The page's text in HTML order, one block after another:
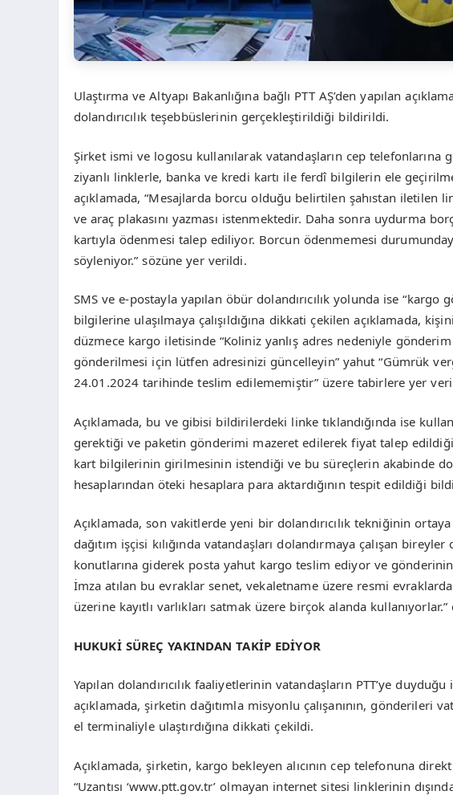
Ulaştırma ve Altyapı Bakanlığına bağlı PTT AŞ’den yapılan
dolandırıcılık teşebbüslerinin gerçekleştirildiği bildirildi.
Şirket ismi ve logosu kullanılarak vatandaşların cep telefonlarına
ziyanlı linklerle, banka ve kredi kartı ile ferdî bilgilerin ele
açıklamada, “Mesajlarda borcu olduğu belirtilen şahıstan iletilen
ve araç plakasını yazması istenmektedir. Daha sonra uydurma
kartıyla ödenmesi talep ediliyor. Borcun ödenmemesi
söyleniyor.” sözüne yer verildi.
SMS ve e-postayla yapılan öbür dolandırıcılık yolunda ise
bilgilerine ulaşılmaya çalışıldığına dikkati çekilen açıklamada,
düzmece kargo iletisinde “Koliniz yanlış adres nedeniyle
gönderilmesi için lütfen adresinizi güncelleyin” yahut “Gümrük
24.01.2024 tarihinde teslim edilememiştir” üzere tabirlere yer
Açıklamada, bu ve gibisi bildirilerdeki linke tıklandığında ise
gerektiği ve paketin gönderimi mazeret edilerek fiyat talep
kart bilgilerinin girilmesinin istendiği ve bu süreçlerin akabinde
hesaplarından öteki hesaplara para aktardığının tespit edildiği
Açıklamada, son vakitlerde yeni bir dolandırıcılık tekniğinin ortaya
dağıtım işçisi kılığında vatandaşları dolandırmaya çalışan
konutlarına giderek posta yahut kargo teslim ediyor ve
İmza atılan bu evraklar senet, vekaletname üzere resmi
üzerine kayıtlı varlıkları satmak üzere birçok alanda
HUKUKİ SÜREÇ YAKINDAN TAKİP EDİYOR
Yapılan dolandırıcılık faaliyetlerinin vatandaşların PTT’ye
açıklamada, şirketin dağıtımla misyonlu çalışanının, gönderileri
el terminaliyle ulaştırdığına dikkati çekildi.
Açıklamada, şirketin, kargo bekleyen alıcının cep telefonuna
“Uzantısı ‘www.ptt.gov.tr’ olmayan internet sitesi linklerinin